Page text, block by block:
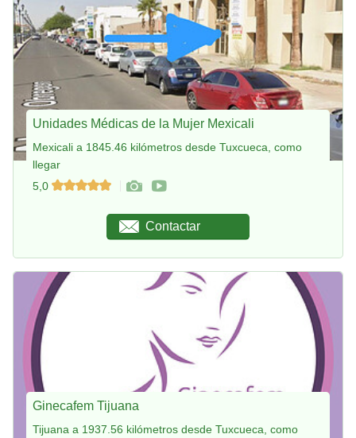
Unidades Médicas de la Mujer Mexicali
Mexicali a 1845.46 kilómetros desde Tuxcueca, como
llegar
5,0
Contactar
Ginecafem Tijuana
Tijuana a 1937.56 kilómetros desde Tuxcueca, como